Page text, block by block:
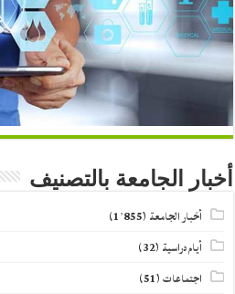
أخبار الجامعة بالتصنيف
أخبار الجامعة (1٬855)
أيام دراسية (32)
اجتماعات(51)